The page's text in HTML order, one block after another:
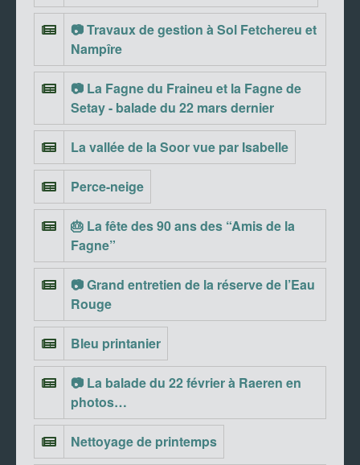
📷 Travaux de gestion à Sol Fetchereu et
Nampîre
📷 La Fagne du Fraineu et la Fagne de
Setay - balade du 22 mars dernier
La vallée de la Soor vue par Isabelle
Perce-neige
🎂 La fête des 90 ans des “Amis de la
Fagne”
📷 Grand entretien de la réserve de l’Eau
Rouge
Bleu printanier
📷 La balade du 22 février à Raeren en
photos…
Nettoyage de printemps